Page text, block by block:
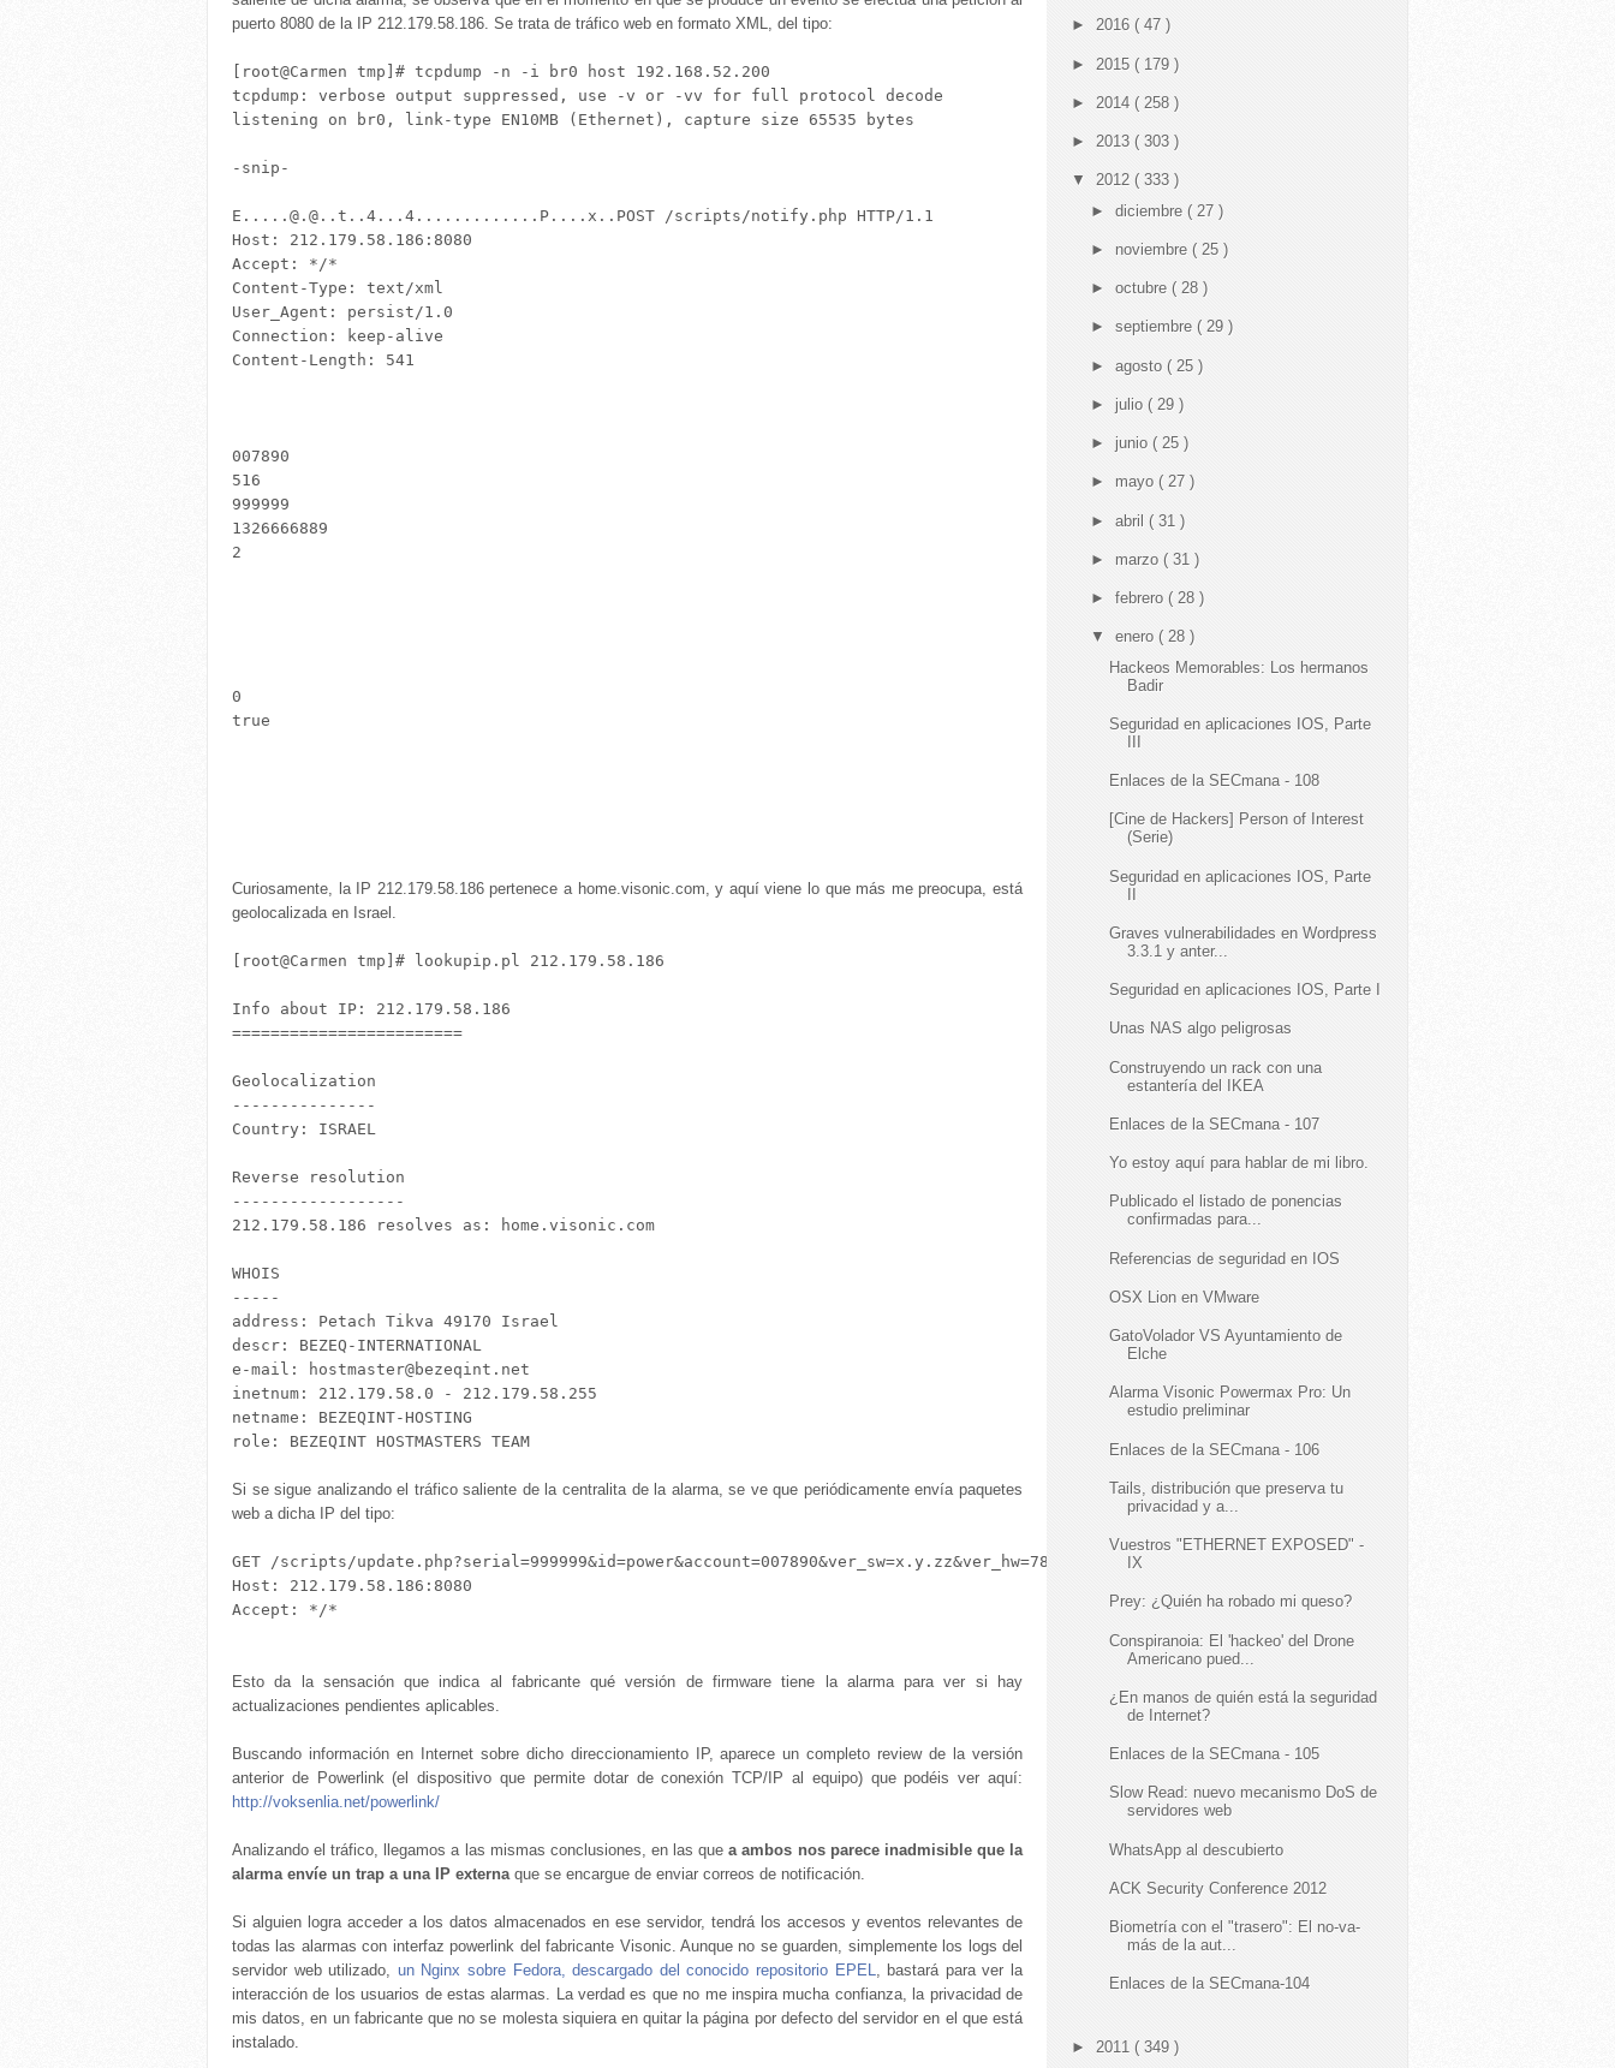
puerto 8080 de la IP 212.179.58.186. Se trata de tráfico web en formato XML, del tipo:
[root@Carmen tmp]# tcpdump -n -i br0 host 192.168.52.200
tcpdump: verbose output suppressed, use -v or -vv for full protocol decode
listening on br0, link-type EN10MB (Ethernet), capture size 65535 bytes
-snip-
E.....@.@..t..4...4.............P....x..POST /scripts/notify.php HTTP/1.1
Host: 212.179.58.186:8080
Accept: */*
Content-Type: text/xml
User_Agent: persist/1.0
Connection: keep-alive
Content-Length: 541
007890
516
999999
1326666889
2
0
true
Curiosamente, la IP 212.179.58.186 pertenece a home.visonic.com, y aquí viene lo que más me preocupa, está
geolocalizada en Israel.
[root@Carmen tmp]# lookupip.pl 212.179.58.186
Info about IP: 212.179.58.186
========================
Geolocalization
---------------
Country: ISRAEL
Reverse resolution
------------------
212.179.58.186 resolves as: home.visonic.com
WHOIS
-----
address: Petach Tikva 49170 Israel
descr: BEZEQ-INTERNATIONAL
e-mail: hostmaster@bezeqint.net
inetnum: 212.179.58.0 - 212.179.58.255
netname: BEZEQINT-HOSTING
Si se sigue analizando el tráfico saliente de la centralita de la alarma, se ve que periódicamente envía paquetes
web a dicha IP del tipo:
GET /scripts/update.php?serial=999999&id=power&account=007890&ver_sw=x.y.zz&ver_hw=789&ver_var=1001&upgrade_status=0&configuration_status=0
Host: 212.179.58.186:8080
Accept: */*
Esto da la sensación que indica al fabricante qué versión de firmware tiene la alarma para ver si hay
actualizaciones pendientes aplicables.
Buscando información en Internet sobre dicho direccionamiento IP, aparece un completo review de la versión
anterior de Powerlink (el dispositivo que permite dotar de conexión TCP/IP al equipo) que podéis ver aquí:
http://voksenlia.net/powerlink/
Analizando el tráfico, llegamos a las mismas conclusiones, en las quea ambos nos parece inadmisible que la
alarma envíe un trap a una IP externaque se encargue de enviar correos de notificación.
Si alguien logra acceder a los datos almacenados en ese servidor, tendrá los accesos y eventos relevantes de
todas las alarmas con interfaz powerlink del fabricante Visonic. Aunque no se guarden, simplemente los logs del
servidor web utilizado, un Nginx sobre Fedora, descargado del conocido repositorio EPEL, bastará para ver la
interacción de los usuarios de estas alarmas. La verdad es que no me inspira mucha confianza, la privacidad de
mis datos, en un fabricante que no se molesta siquiera en quitar la página por defecto del servidor en el que está
instalado.
► 2016 ( 47 )
► 2015 ( 179 )
► 2014 ( 258 )
► 2013 ( 303 )
▼ 2012 ( 333 )
► diciembre ( 27 )
► noviembre ( 25 )
► octubre ( 28 )
► septiembre ( 29 )
► agosto ( 25 )
► julio ( 29 )
► junio ( 25 )
► mayo ( 27 )
► abril ( 31 )
► marzo ( 31 )
► febrero ( 28 )
▼ enero ( 28 )
Hackeos Memorables: Los hermanos
Badir
Seguridad en aplicaciones IOS, Parte
Enlaces de la SECmana - 108
[Cine de Hackers] Person of Interest
(Serie)
Seguridad en aplicaciones IOS, Parte
II
Graves vulnerabilidades en Wordpress
3.3.1 y anter...
Seguridad en aplicaciones IOS, Parte I
Unas NAS algo peligrosas
Construyendo un rack con una
estantería del IKEA
Enlaces de la SECmana - 107
Yo estoy aquí para hablar de mi libro.
Publicado el listado de ponencias
confirmadas para...
Referencias de seguridad en IOS
OSX Lion en VMware
GatoVolador VS Ayuntamiento de
Elche
Alarma Visonic Powermax Pro: Un
estudio preliminar
Enlaces de la SECmana - 106
Tails, distribución que preserva tu
privacidad y a...
Vuestros "ETHERNET EXPOSED" -
IX
Prey: ¿Quién ha robado mi queso?
Conspiranoia: El 'hackeo' del Drone
Americano pued...
¿En manos de quién está la seguridad
de Internet?
Enlaces de la SECmana - 105
Slow Read: nuevo mecanismo DoS de
servidores web
WhatsApp al descubierto
ACK Security Conference 2012
Biometría con el "trasero": El no-va-
más de la aut...
Enlaces de la SECmana-104
► 2011 ( 349 )